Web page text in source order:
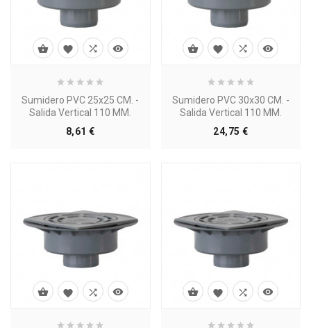
Sumidero PVC 25x25 CM. -
Salida Vertical 110 MM.
8,61 €Precio
   
Sumidero PVC 30x30 CM. -
Salida Vertical 110 MM.
24,75 €Precio
   
       